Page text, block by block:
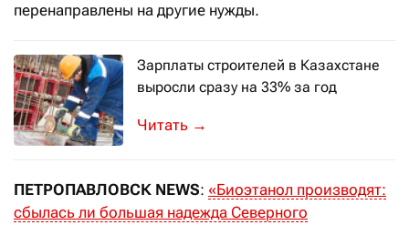
перенаправлены на другие нужды.
Зарплаты строителей в Казахстане
выросли сразу на 33% за год
В то же время в отрасли
→
ПЕТРОПАВЛОВСК NEWS: «Биоэтанол производят:
сбылась ли большая надежда Северного